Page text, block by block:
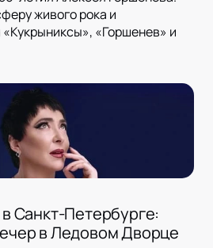
живого рока и
«Горшенев» и
Санкт-Петербурге:
в Ледовом Дворце